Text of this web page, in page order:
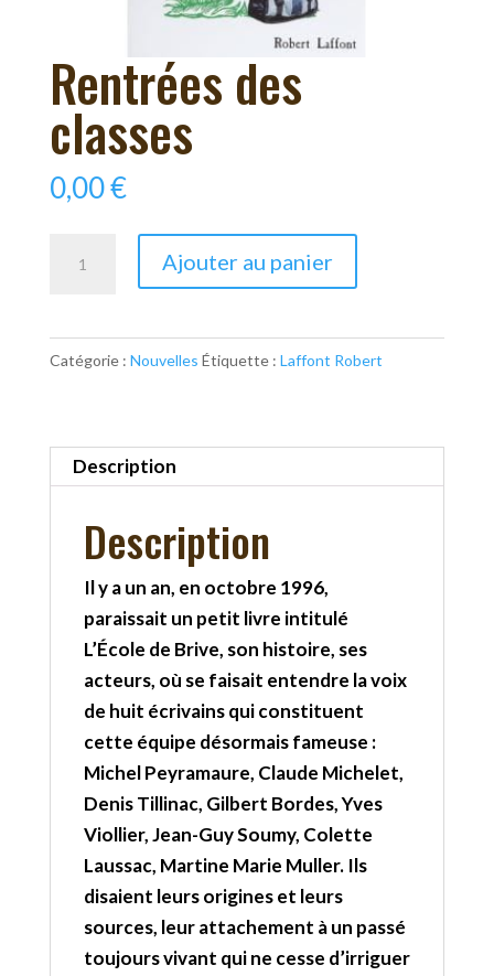
Rentrées des
classes
0,00€
des
classes
Ajouter au panier
Catégorie : Nouvelles Étiquette : Laffont Robert
Description
Description
Il y a un an, en octobre 1996,
paraissait un petit livre intitulé
L’École de Brive, son histoire, ses
acteurs, où se faisait entendre la voix
de huit écrivains qui constituent
cette équipe désormais fameuse :
Michel Peyramaure, Claude Michelet,
Denis Tillinac, Gilbert Bordes, Yves
Viollier, Jean-Guy Soumy, Colette
Laussac, Martine Marie Muller. Ils
disaient leurs origines et leurs
sources, leur attachement à un passé
toujours vivant qui ne cesse d’irriguer